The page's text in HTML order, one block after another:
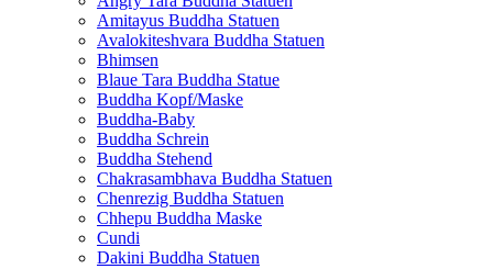
Amitayus Buddha Statuen
Avalokiteshvara Buddha Statuen
Bhimsen
Blaue Tara Buddha Statue
Buddha Kopf/Maske
Buddha-Baby
Buddha Schrein
Buddha Stehend
Chakrasambhava Buddha Statuen
Chenrezig Buddha Statuen
Chhepu Buddha Maske
Cundi
Dakini Buddha Statuen